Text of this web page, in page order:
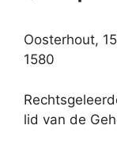
Oosterhout,
1580
lid van de